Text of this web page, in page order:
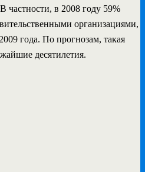
частности, в 2008 году 59%
организациями,
года. По прогнозам, такая
десятилетия.